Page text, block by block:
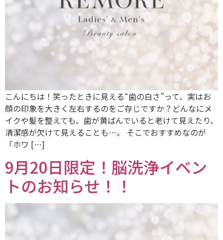
こんにちは！笑ったときに見える“歯の白さ”って、実はお
顔の印象を大きく左右するのをご存じですか？どんなにメ
イクや髪を整えても、歯が黄ばんでいると老けて見えたり、
清潔感が欠けて見えることも…。 そこでおすすめなのが
「ホワ […]
9月20日限定！脳洗浄イベン
トのお知らせ！！